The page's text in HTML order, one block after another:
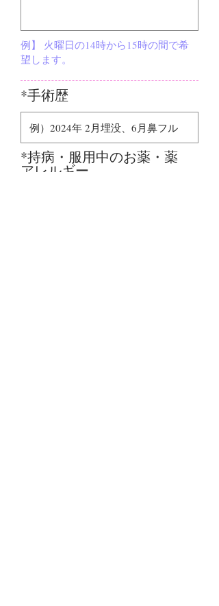
例】 火曜日の14時から15時の間で希
望します。
*手術歴
*持病・服用中のお薬・薬
アレルギー